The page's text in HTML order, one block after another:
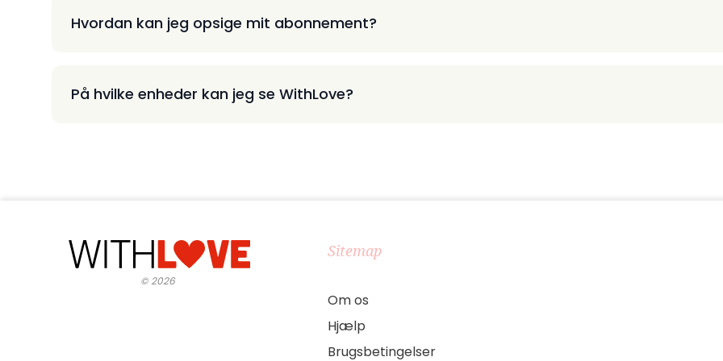
Hvordan kan jeg opsige mit abonnement?
På hvilke enheder kan jeg se WithLove?
©2026
Sitemap
Om os
Hjælp
Brugsbetingelser